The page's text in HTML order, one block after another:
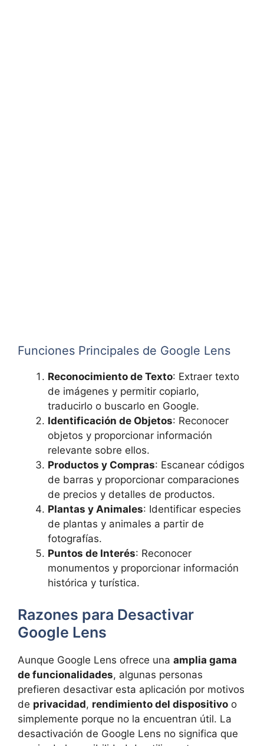
Funciones Principales de Google Lens
Reconocimiento de Texto: Extraer texto
de imágenes y permitir copiarlo,
traducirlo o buscarlo en Google.
Identificación de Objetos: Reconocer
objetos y proporcionar información
relevante sobre ellos.
Productos y Compras: Escanear códigos
de barras y proporcionar comparaciones
de precios y detalles de productos.
Plantas y Animales: Identificar especies
de plantas y animales a partir de
fotografías.
Puntos de Interés: Reconocer
monumentos y proporcionar información
histórica y turística.
Razones para Desactivar
Google Lens
Aunque Google Lens ofrece una amplia gama
de funcionalidades, algunas personas
prefieren desactivar esta aplicación por motivos
de privacidad, rendimiento del dispositivo o
simplemente porque no la encuentran útil. La
desactivación de Google Lens no significa que